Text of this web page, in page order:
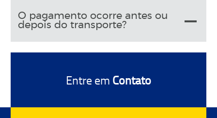
O pagamento ocorre antes ou
depois do transporte?
Entre em Contato